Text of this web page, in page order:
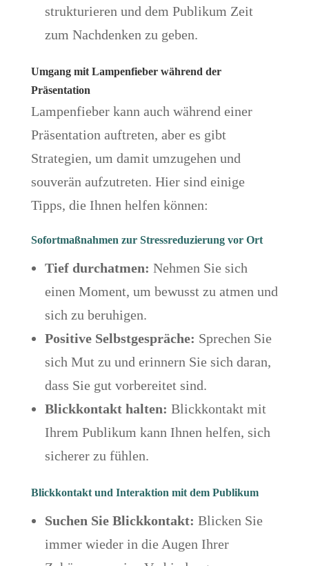
strukturieren und dem Publikum Zeit
zum Nachdenken zu geben.
Umgang mit Lampenfieber während der
Präsentation
Lampenfieber kann auch während einer
Präsentation auftreten, aber es gibt
Strategien, um damit umzugehen und
souverän aufzutreten. Hier sind einige
Tipps, die Ihnen helfen können:
Sofortmaßnahmen zur Stressreduzierung vor Ort
Tief durchatmen: Nehmen Sie sich
einen Moment, um bewusst zu atmen und
sich zu beruhigen.
Positive Selbstgespräche: Sprechen Sie
sich Mut zu und erinnern Sie sich daran,
dass Sie gut vorbereitet sind.
Blickkontakt halten: Blickkontakt mit
Ihrem Publikum kann Ihnen helfen, sich
sicherer zu fühlen.
Blickkontakt und Interaktion mit dem Publikum
Suchen Sie Blickkontakt: Blicken Sie
immer wieder in die Augen Ihrer